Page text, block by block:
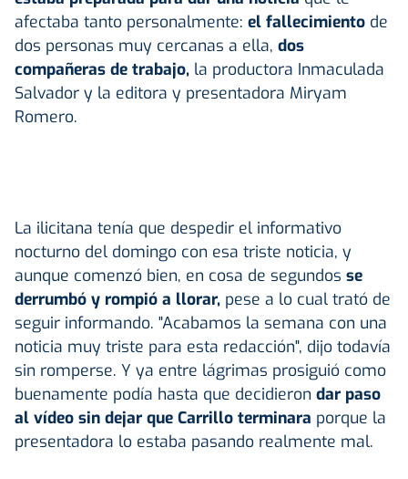
afectaba tanto personalmente: el fallecimiento de
dos personas muy cercanas a ella, dos
compañeras de trabajo, la productora Inmaculada
Salvador y la editora y presentadora Miryam
Romero.
La ilicitana tenía que despedir el informativo
nocturno del domingo con esa triste noticia, y
aunque comenzó bien, en cosa de segundos se
derrumbó y rompió a llorar, pese a lo cual trató de
seguir informando. "Acabamos la semana con una
noticia muy triste para esta redacción", dijo todavía
sin romperse. Y ya entre lágrimas prosiguió como
buenamente podía hasta que decidieron dar paso
al vídeo sin dejar que Carrillo terminara porque la
presentadora lo estaba pasando realmente mal.